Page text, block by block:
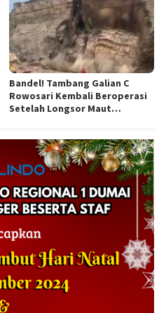
Bandel! Tambang Galian C
Rowosari Kembali Beroperasi
Setelah Longsor Maut